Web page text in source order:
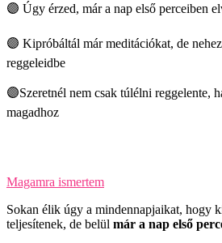
🟣 Úgy érzed, már a nap első perceiben
🟣 Kipróbáltál már meditációkat, de
reggeleidbe
🟣Szeretnél nem csak túlélni reggelente,
magadhoz
Magamra ismertem
Sokan élik úgy a mindennapjaikat, hogy
teljesítenek, de belül már a nap első